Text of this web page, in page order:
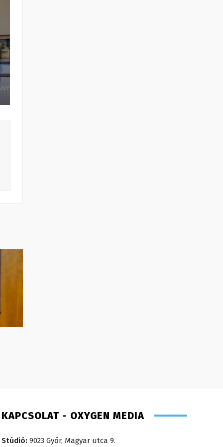
KAPCSOLAT - OXYGEN MEDIA
Stúdió: 9023 Győr, Magyar utca 9.